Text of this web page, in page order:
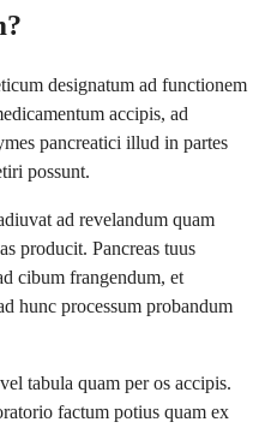
designatum ad functionem
accipis, ad
pancreatici illud in partes
possunt.
ad revelandum quam
producit. Pancreas tuus
cibum frangendum, et
hunc processum probandum
tabula quam per os accipis.
factum potius quam ex